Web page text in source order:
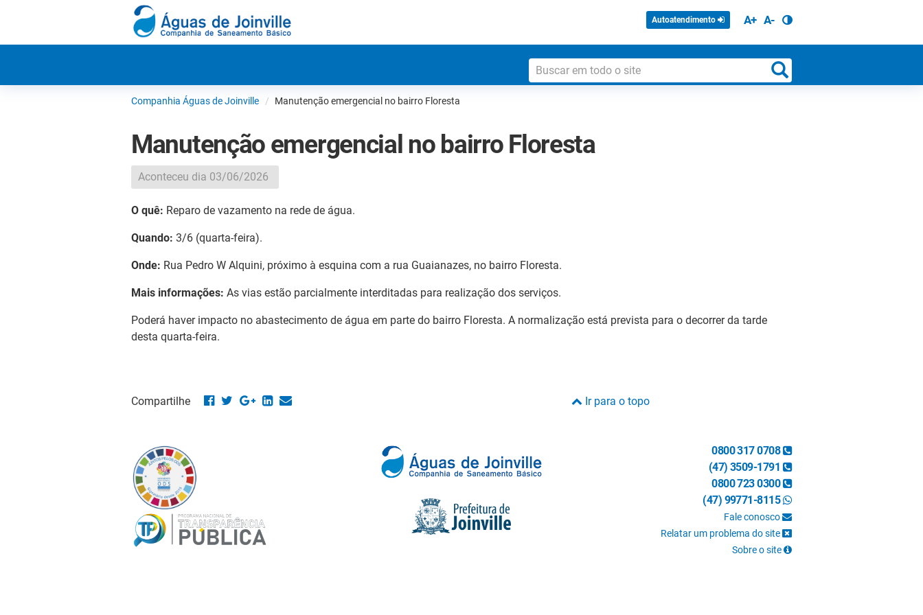
Autoatendimento A+ A-
Companhia Águas de Joinville Manutenção emergencial no bairro Floresta
Manutenção emergencial no bairro Floresta
Aconteceu dia 03/06/2026
O quê: Reparo de vazamento na rede de água.
Quando: 3/6 (quarta-feira).
Onde: Rua Pedro W Alquini, próximo à esquina com a rua Guaianazes, no bairro Floresta.
Mais informações: As vias estão parcialmente interditadas para realização dos serviços.
Poderá haver impacto no abastecimento de água em parte do bairro Floresta. A normalização está prevista para o decorrer da tarde
desta quarta-feira.
Compartilhe Ir para o topo
0800 317 0708
(47) 3509-1791
0800 723 0300
(47) 99771-8115
Fale conosco
Relatar um problema do site
Sobre o site